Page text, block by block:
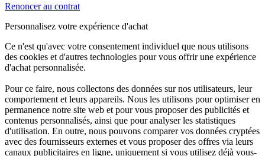
Renoncer au contrat
Personnalisez votre expérience d'achat
Ce n'est qu'avec votre consentement individuel que nous utilisons
des cookies et d'autres technologies pour vous offrir une expérience
d'achat personnalisée.
Pour ce faire, nous collectons des données sur nos utilisateurs, leur
comportement et leurs appareils. Nous les utilisons pour optimiser en
permanence notre site web et pour vous proposer des publicités et
contenus personnalisés, ainsi que pour analyser les statistiques
d'utilisation. En outre, nous pouvons comparer vos données cryptées
avec des fournisseurs externes et vous proposer des offres via leurs
canaux publicitaires en ligne, uniquement si vous utilisez déjà vous-